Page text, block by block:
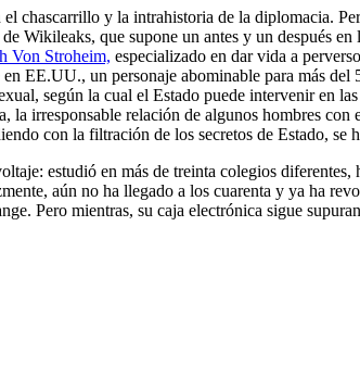
chascarrillo y la intrahistoria de la diplomacia.
Wikileaks, que supone un antes y un después
Von Stroheim, especializado en dar vida a
EE.UU., un personaje abominable para más del
según la cual el Estado puede intervenir en
irresponsable relación de algunos hombres
con la filtración de los secretos de Estado, se
estudió en más de treinta colegios diferentes,
aún no ha llegado a los cuarenta y ya ha
Pero mientras, su caja electrónica sigue